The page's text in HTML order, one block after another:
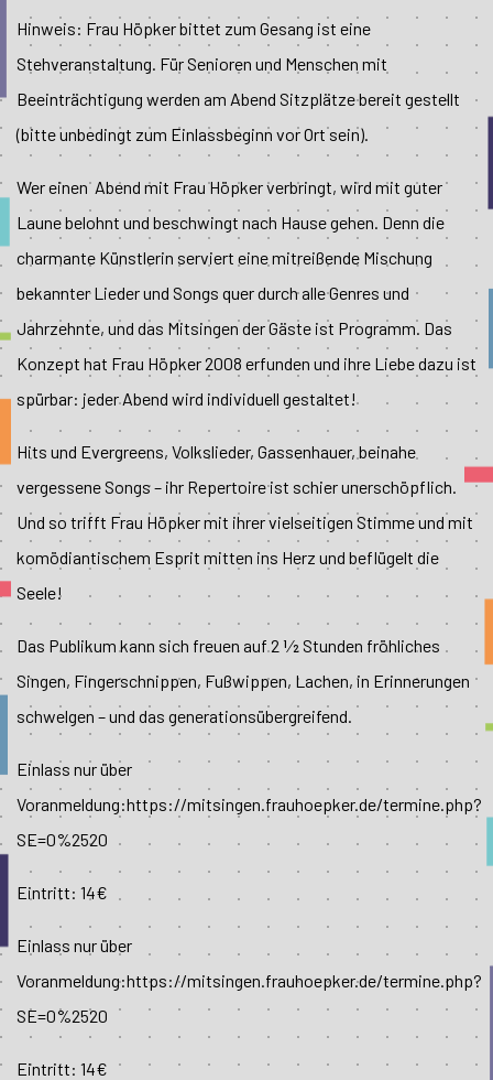
Hinweis: Frau Höpker bittet zum Gesang ist eine
Stehveranstaltung. Für Senioren und Menschen mit
Beeinträchtigung werden am Abend Sitzplätze bereit gestellt
(bitte unbedingt zum Einlassbeginn vor Ort sein).
Wer einen Abend mit Frau Höpker verbringt, wird mit guter
Laune belohnt und beschwingt nach Hause gehen. Denn die
charmante Künstlerin serviert eine mitreißende Mischung
bekannter Lieder und Songs quer durch alle Genres und
Jahrzehnte, und das Mitsingen der Gäste ist Programm. Das
Konzept hat Frau Höpker 2008 erfunden und ihre Liebe dazu ist
spürbar: jeder Abend wird individuell gestaltet!
Hits und Evergreens, Volkslieder, Gassenhauer, beinahe
vergessene Songs – ihr Repertoire ist schier unerschöpflich.
Und so trifft Frau Höpker mit ihrer vielseitigen Stimme und mit
komödiantischem Esprit mitten ins Herz und beflügelt die
Seele!
Das Publikum kann sich freuen auf 2 1⁄2 Stunden fröhliches
Singen, Fingerschnippen, Fußwippen, Lachen, in Erinnerungen
schwelgen – und das generationsübergreifend.
Einlass nur über
Voranmeldung:https://mitsingen.frauhoepker.de/termine.php?
SE=0%2520
Eintritt: 14€
Einlass nur über
Voranmeldung:https://mitsingen.frauhoepker.de/termine.php?
SE=0%2520
Eintritt: 14€